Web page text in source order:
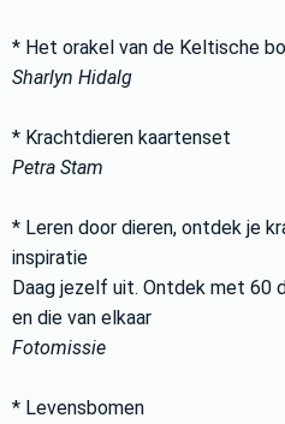
* Het orakel van de Keltische
Sharlyn Hidalg
* Krachtdieren kaartenset
Petra Stam
* Leren door dieren, ontdek je
inspiratie
Daag jezelf uit. Ontdek met 60
en die van elkaar
Fotomissie
* Levensbomen